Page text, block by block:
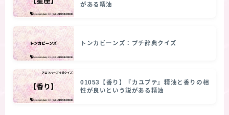
がある精油
トンカビーンズ：プチ辞典クイズ
01053【香り】『カユプテ』精油と香りの相
性が良いという説がある精油